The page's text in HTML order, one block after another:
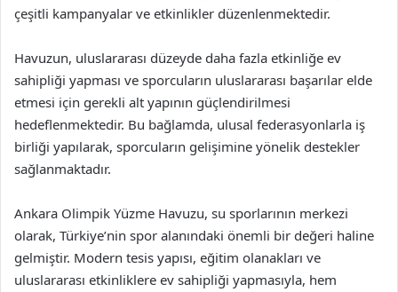
çeşitli kampanyalar ve etkinlikler düzenlenmektedir.
Havuzun, uluslararası düzeyde daha fazla etkinliğe ev
sahipliği yapması ve sporcuların uluslararası başarılar elde
etmesi için gerekli alt yapının güçlendirilmesi
hedeflenmektedir. Bu bağlamda, ulusal federasyonlarla iş
birliği yapılarak, sporcuların gelişimine yönelik destekler
sağlanmaktadır.
Ankara Olimpik Yüzme Havuzu, su sporlarının merkezi
olarak, Türkiye’nin spor alanındaki önemli bir değeri haline
gelmiştir. Modern tesis yapısı, eğitim olanakları ve
uluslararası etkinliklere ev sahipliği yapmasıyla, hem